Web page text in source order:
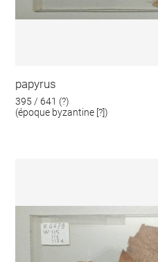
papyrus
395 / 641 (?)
(époque byzantine [?])